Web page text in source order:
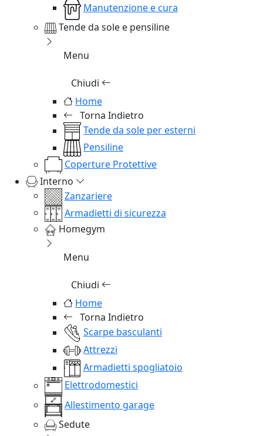
Manutenzione e cura
Tende da sole e pensiline
Menu
Chiudi
Home
Torna Indietro
Tende da sole per esterni
Pensiline
Coperture Protettive
Interno
Zanzariere
Armadietti di sicurezza
Homegym
Menu
Chiudi
Home
Torna Indietro
Scarpe basculanti
Attrezzi
Armadietti spogliatoio
Elettrodomestici
Allestimento garage
Sedute